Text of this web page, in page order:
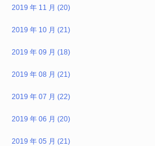
2019 年 11 月 (20)
2019 年 10 月 (21)
2019 年 09 月 (18)
2019 年 08 月 (21)
2019 年 07 月 (22)
2019 年 06 月 (20)
2019 年 05 月 (21)